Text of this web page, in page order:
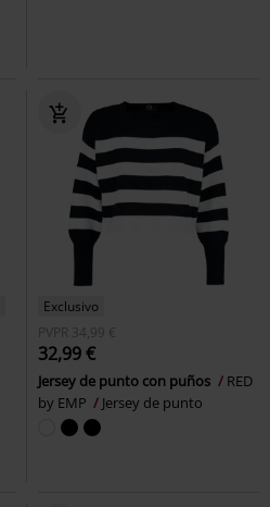
Exclusivo
PVPR 34,99 €
32,99 €
Jersey de punto con puños
RED
by EMP
Jersey de punto